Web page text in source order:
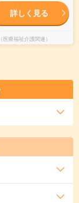
詳しく見る
療福祉介護関連）